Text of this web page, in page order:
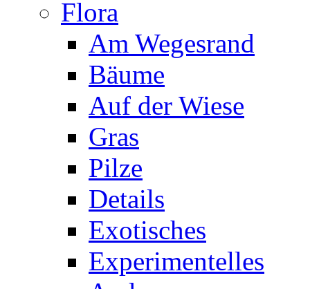
Flora
Am Wegesrand
Bäume
Auf der Wiese
Gras
Pilze
Details
Exotisches
Experimentelles